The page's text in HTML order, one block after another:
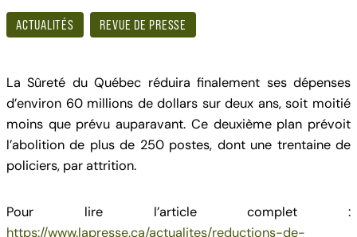
ACTUALITÉS REVUE DE PRESSE
La Sûreté du Québec réduira finalement ses dépenses
d’environ 60 millions de dollars sur deux ans, soit moitié
moins que prévu auparavant. Ce deuxième plan prévoit
l’abolition de plus de 250 postes, dont une trentaine de
policiers, par attrition.
Pour lire l’article complet :
https://www.lapresse.ca/actualites/reductions-de-